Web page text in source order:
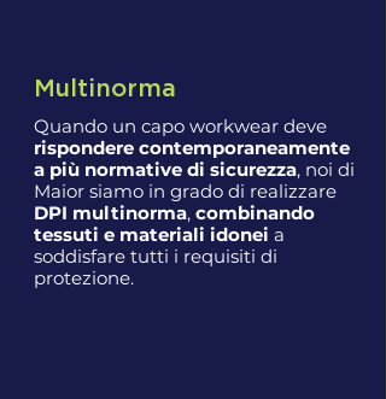
Multinorma
Quando un capo workwear deve
rispondere contemporaneamente
a più normative di sicurezza, noi di
Maior siamo in grado di realizzare
DPI multinorma, combinando
tessuti e materiali idonei a
soddisfare tutti i requisiti di
protezione.